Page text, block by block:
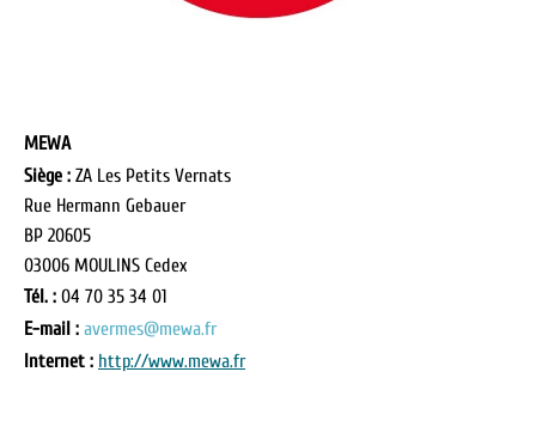
MEWA
Siège : ZA Les Petits Vernats
Rue Hermann Gebauer
BP 20605
03006 MOULINS Cedex
Tél. : 04 70 35 34 01
E-mail : avermes@mewa.fr
Internet : http://www.mewa.fr